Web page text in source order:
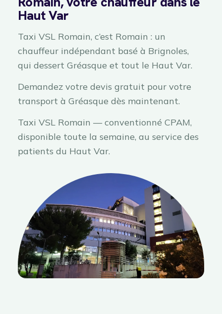
Haut Var
Taxi VSL Romain, c’est Romain : un
chauffeur indépendant basé à Brignoles,
qui dessert Gréasque et tout le Haut Var.
Demandez votre devis gratuit pour votre
transport à Gréasque dès maintenant.
Taxi VSL Romain — conventionné CPAM,
disponible toute la semaine, au service des
patients du Haut Var.